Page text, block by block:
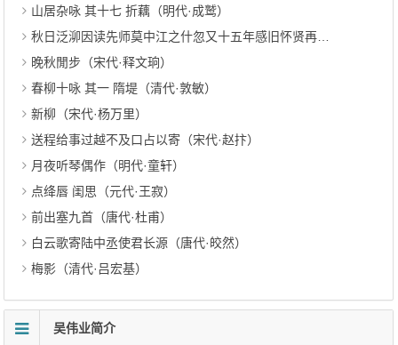
山居杂咏 其十七 折藕（明代·成鹫）
秋日泛泖因读先师莫中江之什忽又十五年感旧怀贤再赋呈唐明府君公 其一（明代·董其昌）
晚秋閒步（宋代·释文珦）
春柳十咏 其一 隋堤（清代·敦敏）
新柳（宋代·杨万里）
送程给事过越不及口占以寄（宋代·赵抃）
月夜听琴偶作（明代·童轩）
点绛唇 闺思（元代·王寂）
前出塞九首（唐代·杜甫）
白云歌寄陆中丞使君长源（唐代·皎然）
梅影（清代·吕宏基）
吴伟业简介